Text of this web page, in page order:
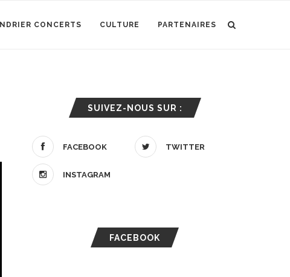
CONCERTS CULTURE PARTENAIRES
SUIVEZ-NOUS SUR :
FACEBOOK TWITTER
INSTAGRAM
FACEBOOK